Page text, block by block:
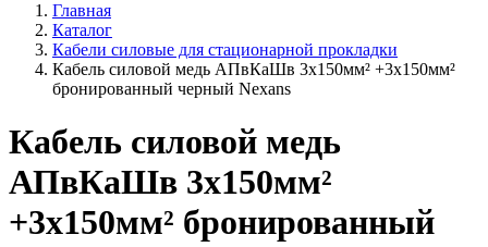
Главная
Каталог
Кабели силовые для стационарной прокладки
Кабель силовой медь АПвКаШв 3x150мм² +3x150мм²
бронированный черный Nexans
Кабель силовой медь
АПвКаШв 3x150мм²
+3x150мм² бронированный